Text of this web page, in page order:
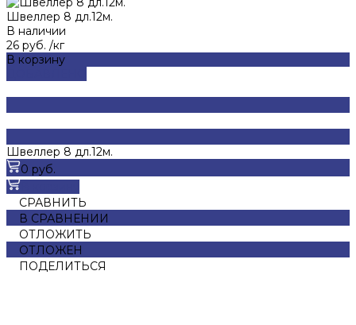
Швеллер 8 дл.12м.
В наличии
26 руб. /кг
В корзину
Швеллер 8 дл.12м.
0 руб.
СРАВНИТЬ
В СРАВНЕНИИ
ОТЛОЖИТЬ
ОТЛОЖЕН
ПОДЕЛИТЬСЯ